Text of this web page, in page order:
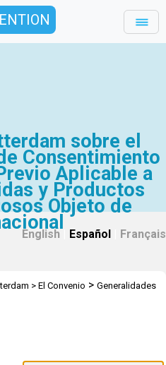
sobre el
Consentimiento
Aplicable a
y Productos
Objeto de
English Español Français
> El Convenio > Generalidades